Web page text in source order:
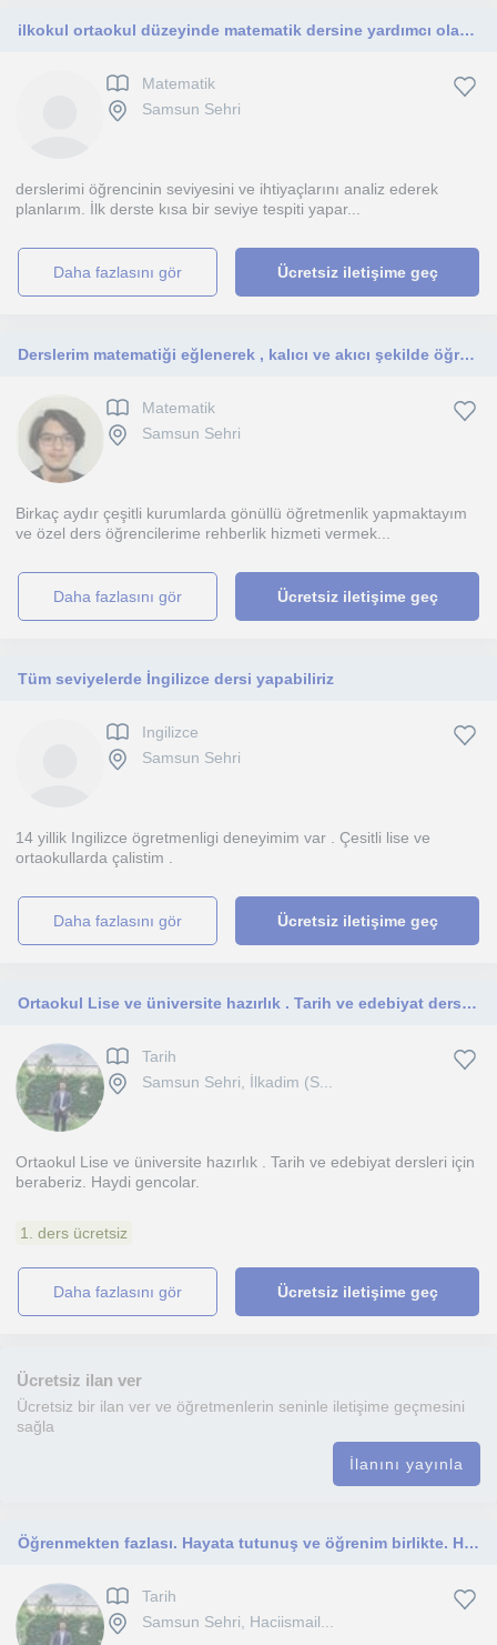
ilkokul ortaokul düzeyinde matematik dersine yardımcı olabilirim. sınav öğrencilerine program desteği sağlayabilirim.
Matematik
Samsun Sehri
derslerimi öğrencinin seviyesini ve ihtiyaçlarını analiz ederek
planlarım. İlk derste kısa bir seviye tespiti yapar...
daha fazlasını gör Ücretsiz iletişime geç
Derslerim matematiği eğlenerek , kalıcı ve akıcı şekilde öğrenmek isteyen herkese uygun.
Matematik
Samsun Sehri
Birkaç aydır çeşitli kurumlarda gönüllü öğretmenlik yapmaktayım
ve özel ders öğrencilerime rehberlik hizmeti vermek...
daha fazlasını gör Ücretsiz iletişime geç
Tüm seviyelerde İngilizce dersi yapabiliriz
Ingilizce
Samsun Sehri
14 yillik Ingilizce ögretmenligi deneyimim var . Çesitli lise ve
ortaokullarda çalistim .
daha fazlasını gör Ücretsiz iletişime geç
Ortaokul Lise ve üniversite hazırlık . Tarih ve edebiyat dersleri için beraberiz. Haydi gencolar
Tarih
Samsun Sehri, İlkadim (S...
Ortaokul Lise ve üniversite hazırlık . Tarih ve edebiyat dersleri için
beraberiz. Haydi gencolar.
1. ders ücretsiz
daha fazlasını gör Ücretsiz iletişime geç
Ücretsiz ilan ver
Ücretsiz bir ilan ver ve öğretmenlerin seninle iletişime geçmesini
sağla
İlanını yayınla
Öğrenmekten fazlası. Hayata tutunuş ve öğrenim birlikte. Her zaman başka bir yol vardır.
Tarih
Samsun Sehri, Haciismail...